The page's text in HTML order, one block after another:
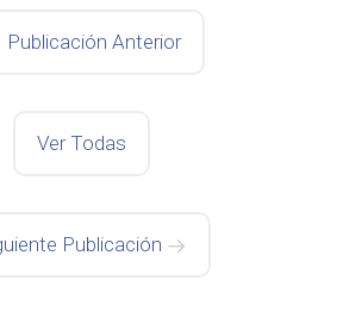
Publicación Anterior
Ver Todas
Publicación